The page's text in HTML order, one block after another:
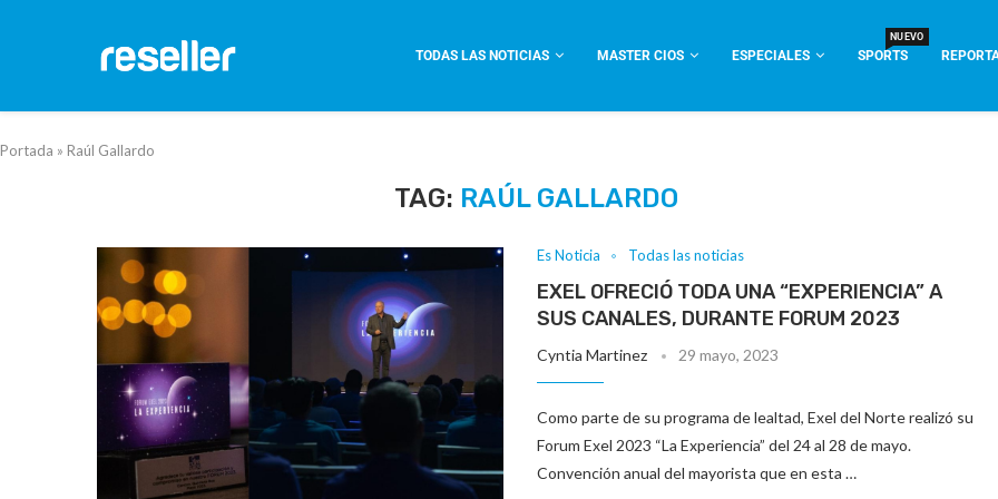
TODAS LAS NOTICIAS MASTER CIOS ESPECIALES SPORTS
NUEVO
Portada » Raúl Gallardo
TAG: RAÚL GALLARDO
Es Noticia Todas las noticias
EXEL OFRECIÓ TODA UNA “EXPERIENCIA” A
SUS CANALES, DURANTE FORUM 2023
Cyntia Martinez 29 mayo, 2023
Como parte de su programa de lealtad, Exel del Norte realizó su
Forum Exel 2023 “La Experiencia” del 24 al 28 de mayo.
Convención anual del mayorista que en esta …